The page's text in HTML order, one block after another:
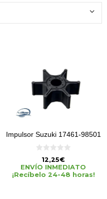
Impulsor Suzuki 17461-98501
d
e
5
12,25€
ENVÍO INMEDIATO
¡Recíbelo 24-48 horas!